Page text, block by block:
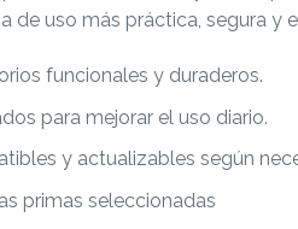
de uso más práctica, segura y
funcionales y duraderos.
para mejorar el uso diario.
y actualizables según
primas seleccionadas